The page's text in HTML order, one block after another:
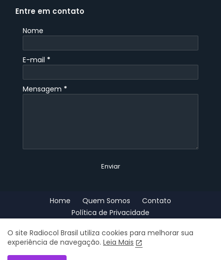
Entre em contato
Nome
E-mail *
Mensagem *
Home Quem Somos
Contato
Política de Privacidade
Copyright - Radiocol Brasil © 2023 - Rádio ao Vivo e Online 24h por
dia
O site Radiocol Brasil utiliza cookies para melhorar sua
experiência de navegação. Leia Mais